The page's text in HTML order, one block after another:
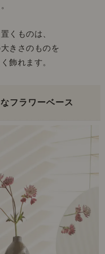
くものは、
きさのものを
飾れます。
フラワーベース